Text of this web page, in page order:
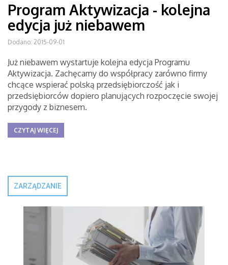
Program Aktywizacja - kolejna
edycja już niebawem
Dodano: 2015-09-01
Już niebawem wystartuje kolejna edycja Programu
Aktywizacja. Zachęcamy do współpracy zarówno firmy
chcące wspierać polską przedsiębiorczość jak i
przedsiębiorców dopiero planujących rozpoczęcie swojej
przygody z biznesem.
CZYTAJ WIĘCEJ
ZARZĄDZANIE